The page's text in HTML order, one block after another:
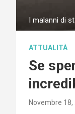
I malanni di
ATTUALITÀ
Se
Novembre 18,